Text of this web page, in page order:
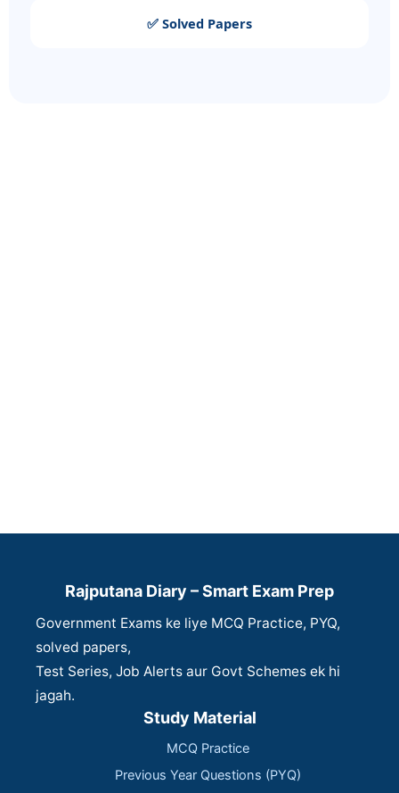
✅ Solved Papers
Rajputana Diary – Smart Exam Prep
Government Exams ke liye MCQ Practice, PYQ,
solved papers,
Test Series, Job Alerts aur Govt Schemes ek hi
jagah.
Study Material
MCQ Practice
Previous Year Questions (PYQ)